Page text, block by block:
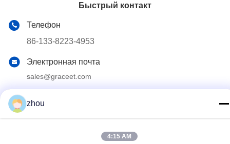
Быстрый контакт
Телефон
86-133-8223-4953
Электронная почта
sales@graceet.com
Wuxi, провинция Цзянсу, Китай
zhou
4:15 AM